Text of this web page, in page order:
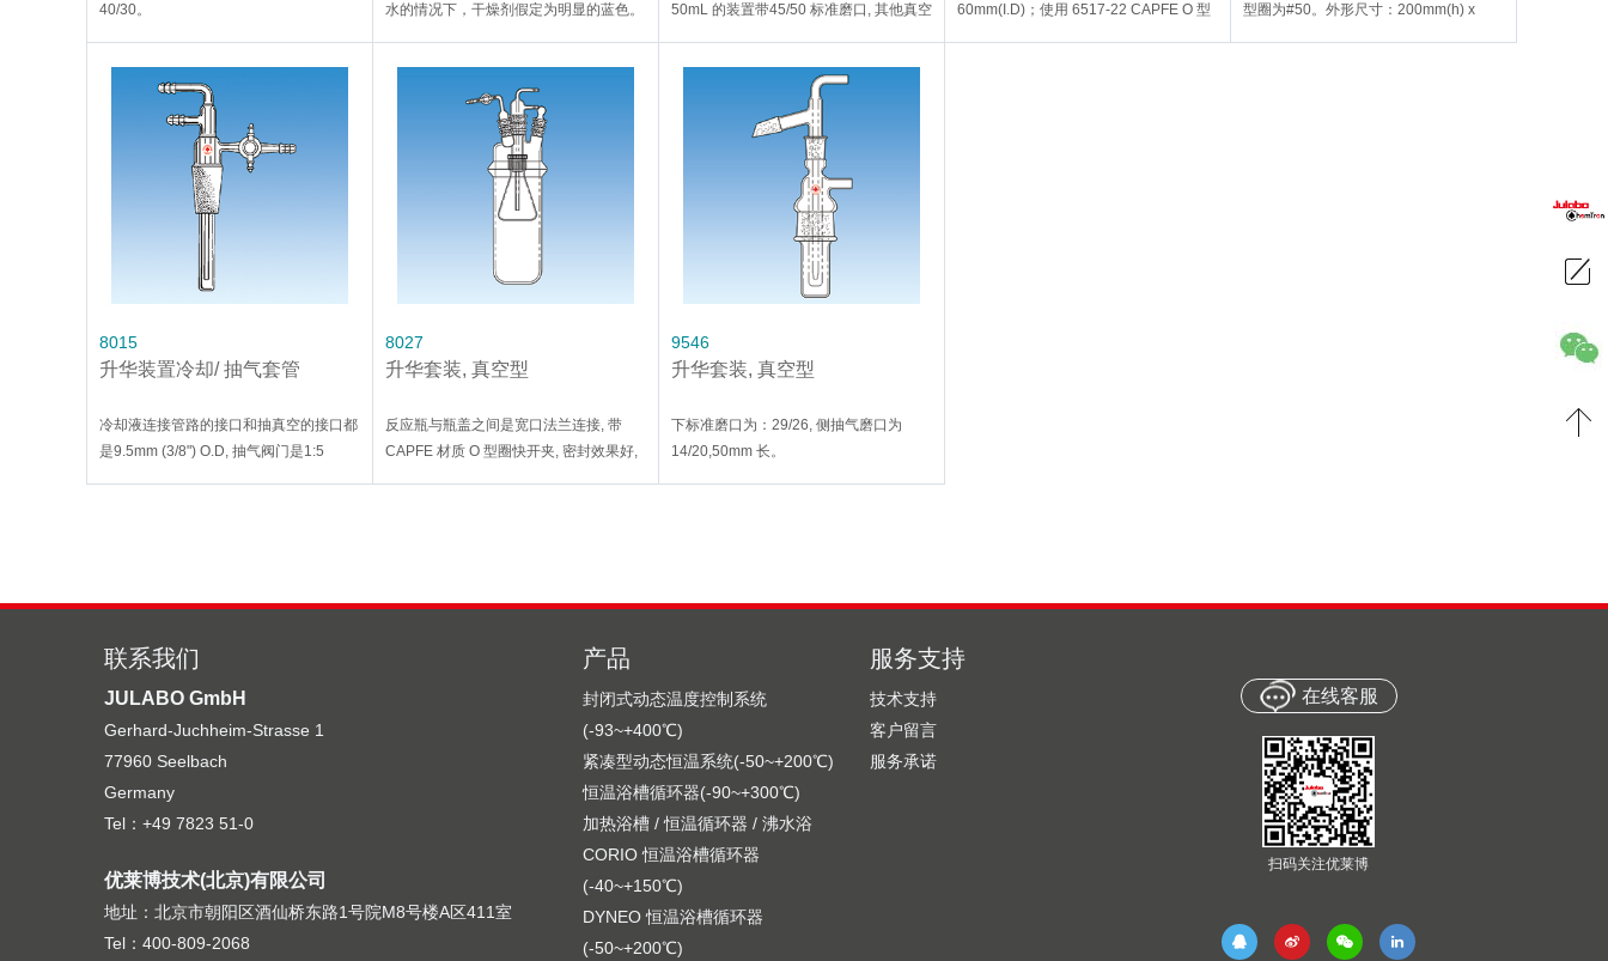
40/30。
水的情况下，干燥剂假定为明显的蓝色。
50mL 的装置带45/50 标准磨口, 其他真空
60mm(I.D)；使用 6517-22 CAPFE O 型
型圈为#50。外形尺寸：200mm(h) x
8015
升华装置冷却/ 抽气套管
冷却液连接管路的接口和抽真空的接口都
是9.5mm (3/8") O.D, 抽气阀门是1:5
8027
升华套装, 真空型
反应瓶与瓶盖之间是宽口法兰连接, 带
CAPFE 材质 O 型圈快开夹, 密封效果好,
9546
升华套装, 真空型
下标准磨口为：29/26, 侧抽气磨口为
14/20,50mm 长。
联系我们
JULABO GmbH
Gerhard-Juchheim-Strasse 1
77960 Seelbach
Germany
Tel：+49 7823 51-0
优莱博技术(北京)有限公司
地址：北京市朝阳区酒仙桥东路1号院M8号楼A区411室
Tel：400-809-2068
产品
封闭式动态温度控制系统
(-93~+400℃)
紧凑型动态恒温系统(-50~+200℃)
恒温浴槽循环器(-90~+300℃)
加热浴槽 / 恒温循环器 / 沸水浴
CORIO 恒温浴槽循环器
(-40~+150℃)
DYNEO 恒温浴槽循环器
(-50~+200℃)
服务支持
技术支持
客户留言
服务承诺
在线客服
扫码关注优莱博